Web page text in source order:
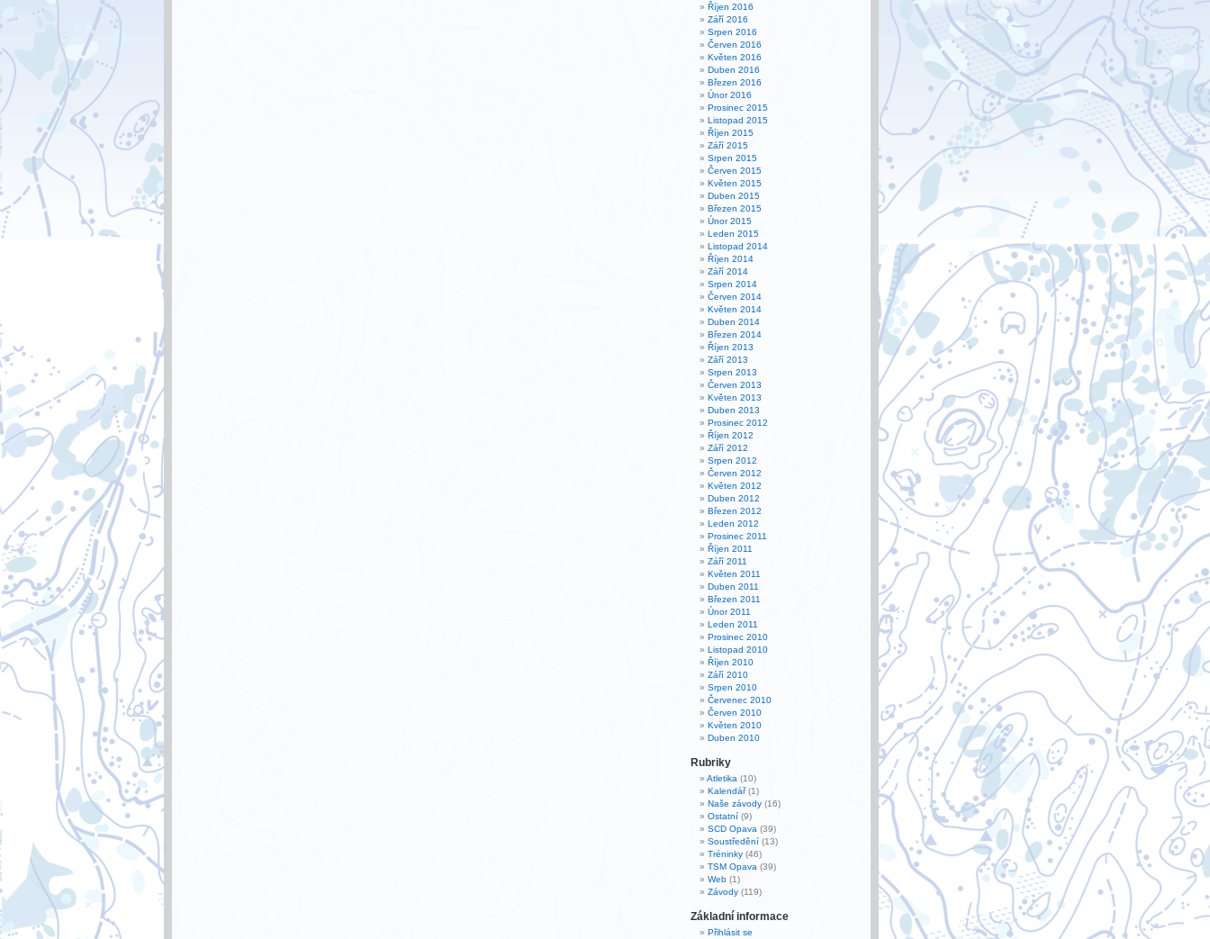
Říjen 2016
Září 2016
Srpen 2016
Červen 2016
Květen 2016
Duben 2016
Březen 2016
Únor 2016
Prosinec 2015
Listopad 2015
Říjen 2015
Září 2015
Srpen 2015
Červen 2015
Květen 2015
Duben 2015
Březen 2015
Únor 2015
Leden 2015
Listopad 2014
Říjen 2014
Září 2014
Srpen 2014
Červen 2014
Květen 2014
Duben 2014
Březen 2014
Říjen 2013
Září 2013
Srpen 2013
Červen 2013
Květen 2013
Duben 2013
Prosinec 2012
Říjen 2012
Září 2012
Srpen 2012
Červen 2012
Květen 2012
Duben 2012
Březen 2012
Leden 2012
Prosinec 2011
Říjen 2011
Září 2011
Květen 2011
Duben 2011
Březen 2011
Únor 2011
Leden 2011
Prosinec 2010
Listopad 2010
Říjen 2010
Září 2010
Srpen 2010
Červenec 2010
Červen 2010
Květen 2010
Duben 2010
Rubriky
Atletika (10)
Kalendář(1)
Naše závody (16)
Ostatní (9)
SCD Opava (39)
Soustředění (13)
Tréninky (46)
TSM Opava (39)
Web (1)
Závody (119)
Základní informace
Přihlásit se